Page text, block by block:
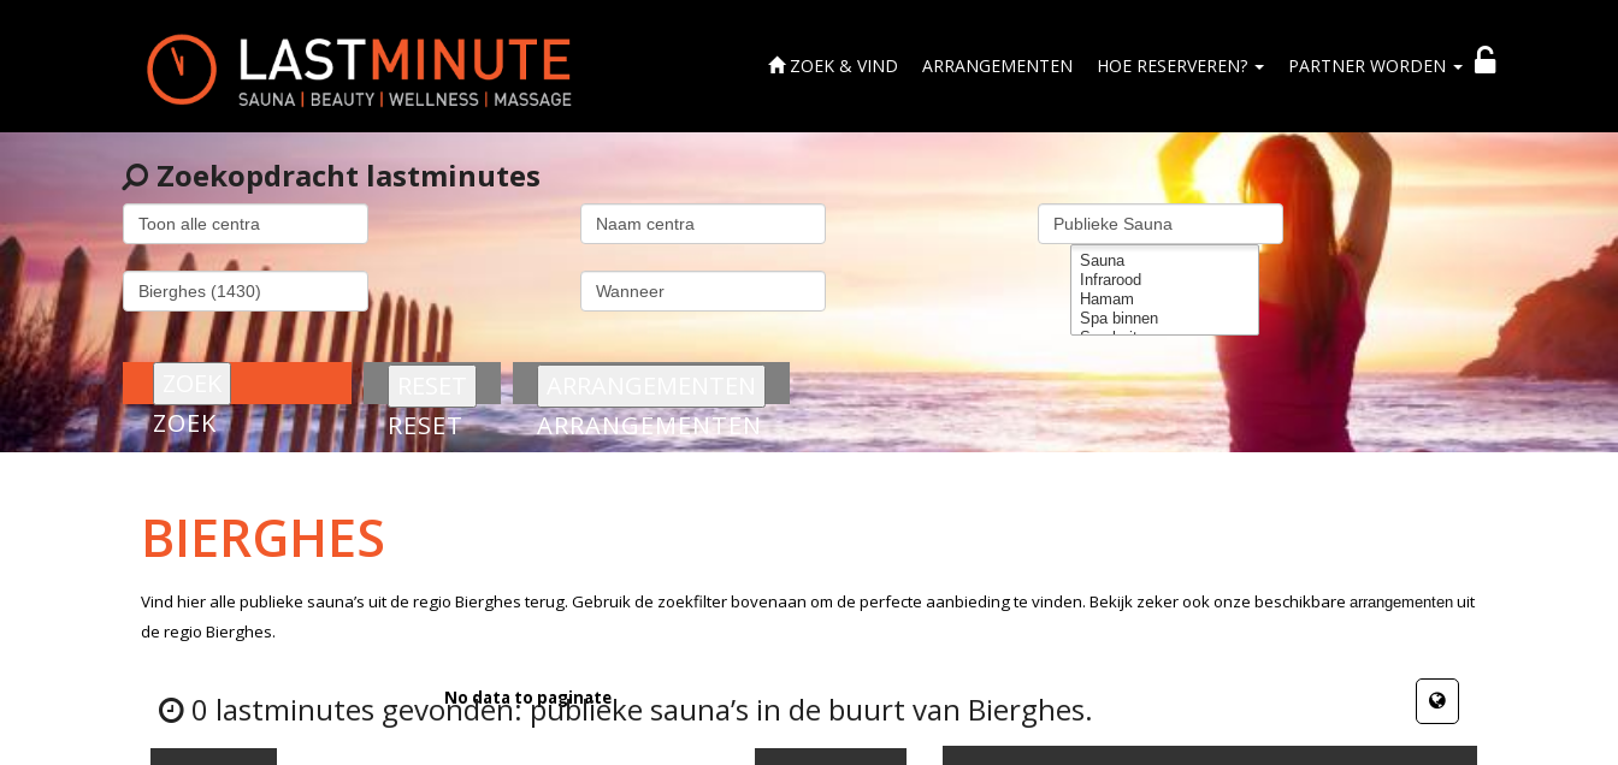
ZOEK & VIND ARRANGEMENTEN HOE RESERVEREN? PARTNER WORDEN
Zoekopdracht lastminutes
ZOEK RESET ARRANGEMENTEN
BIERGHES
Vind hier alle publieke sauna’s uit de regio Bierghesterug. Gebruik de zoekfilter bovenaan om de perfecte aanbieding te vinden. Bekijk zeker ook onze beschikbare arrangementen uit
de regio Bierghes.
0 lastminutes gevonden: publieke sauna’s in de buurt van Bierghes.
No data to paginate